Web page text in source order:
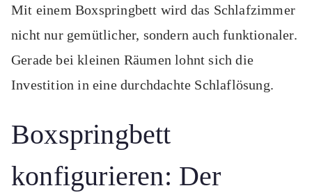
Mit einem Boxspringbett wird das Schlafzimmer
nicht nur gemütlicher, sondern auch funktionaler.
Gerade bei kleinen Räumen lohnt sich die
Investition in eine durchdachte Schlaflösung.
Boxspringbett
konfigurieren: Der